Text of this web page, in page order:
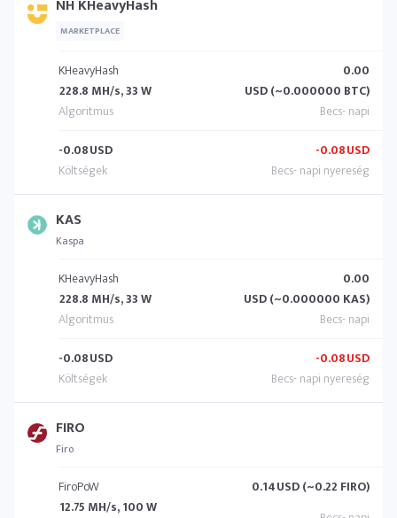
NH KHeavyHash
MARKETPLACE
KHeavyHash
228.8 MH/s, 33 W
0.00
USD (~0.000000 BTC)
-0.08USD -0.08USD
KAS
Kaspa
KHeavyHash
228.8 MH/s, 33 W
0.00
USD (~0.000000 KAS)
-0.08USD -0.08USD
FIRO
Firo
FiroPoW
12.75 MH/s, 100 W
0.14USD (~0.22 FIRO)